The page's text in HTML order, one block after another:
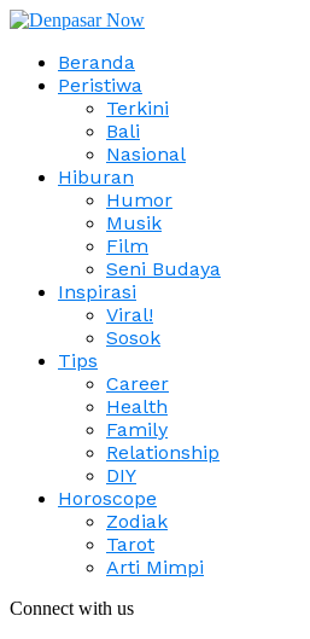
Beranda
Peristiwa
Terkini
Bali
Nasional
Hiburan
Humor
Musik
Film
Seni Budaya
Inspirasi
Viral!
Sosok
Tips
Career
Health
Family
Relationship
DIY
Horoscope
Zodiak
Tarot
Arti Mimpi
Connect with us